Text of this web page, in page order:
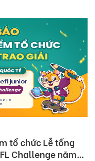
tổ chức Lễ tổng
Challenge năm